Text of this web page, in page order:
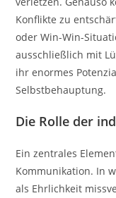
Konflikte zu
oder Win-Win-
ausschließlich mit
ihr enormes
Selbstbehauptung.
Die Rolle der
Ein zentrales
Kommunikation. In
als Ehrlichkeit